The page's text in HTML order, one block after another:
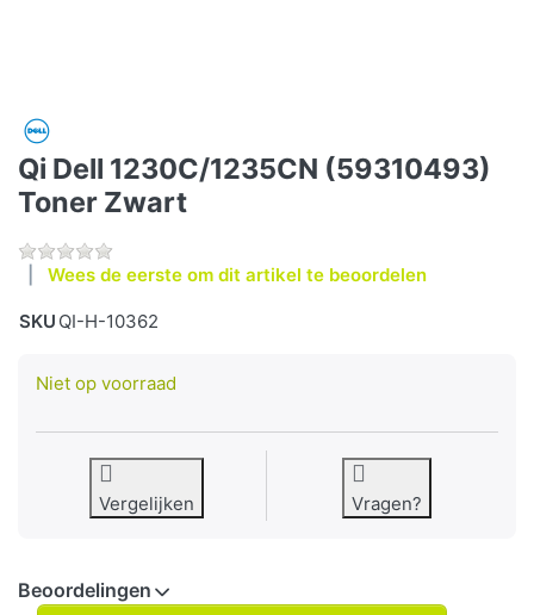
Qi Dell 1230C/1235CN (59310493)
Toner Zwart
Wees de eerste om dit artikel te beoordelen
SKU QI-H-10362
Niet op voorraad
Vergelijken Vragen?
Beoordelingen